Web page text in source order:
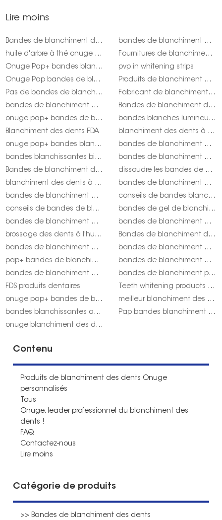
Lire moins
Bandes de blanchiment des dents à l'extrait de camomille
bandes de blanchiment des dents Australie
huile d'arbre à thé onuge pour les maux de dents
Fournitures de blanchiment des dents en gros : votre guichet unique
Onuge Pap+ bandes blanchissantes pour les États-Unis
pvp in whitening strips
Onuge Pap bandes de blanchiment des dents pour le Royaume-Uni
Produits de blanchiment des dents personnalisés
Pas de bandes de blanchiment des dents colorantes artificielles
Fabricant de blanchiment des dents de marque privée aux États-Unis
bandes de blanchiment des dents sans cruauté envers les animaux
Bandes de blanchiment des dents Hydroxyapatit
onuge pap+ bandes de blanchiment des dents pas cher
bandes blanches lumineuses onuge
Blanchiment des dents FDA
blanchiment des dents à l'huile d'orange
onuge pap+ bandes blanchissantes pas cher
bandes de blanchiment des dents ou stylo onuge
bandes blanchissantes biologiques onuge
bandes de blanchiment des dents onuge australie
Bandes de blanchiment des dents au sel de la Mer Morte
dissoudre les bandes de blanchiment des dents onuge
blanchiment des dents à l'huile d'orange onuge
bandes de blanchiment des dents gratuites
bandes de blanchiment des dents non PVP
conseils de bandes blanchissantes onuge
conseils de bandes de blanchiment des dents onuge
bandes de gel de blanchiment des dents haute densité onuge
bandes de blanchiment des dents à l'huile de coco
bandes de blanchiment de pap
brossage des dents à l'huile d'arbre à thé
Bandes de blanchiment des dents Onuge Pap+ pour les États-Unis
bandes de blanchiment des dents de marque privée
bandes de blanchiment des dents avec formules personnalisées
pap+ bandes de blanchiment des dents avis onuge
bandes de blanchiment des dents Onuge Pap+ pour Royaume-Uni
bandes de blanchiment des dents Onuge Pap pour le Royaume-Uni
bandes de blanchiment pap pour usa onuge
FDS produits dentaires
Teeth whitening products suppliers
onuge pap+ bandes de blanchiment des dents acheter
meilleur blanchiment des dents non toxique
bandes blanchissantes au peroxyde
Pap bandes blanchiment des dents acheter onuge
onuge blanchiment des dents lumière vs bandes
Contenu
Produits de blanchiment des dents Onuge
personnalisés
Tous
Onuge, leader professionnel du blanchiment des
dents !
FAQ
Contactez-nous
Lire moins
Catégorie de produits
>> Bandes de blanchiment des dents